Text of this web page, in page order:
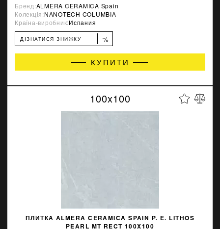
Бренд:ALMERA CERAMICA Spain
Колекція:NANOTECH COLUMBIA
Країна-виробник:Испания
ДІЗНАТИСЯ ЗНИЖКУ %
КУПИТИ
100x100
ПЛИТКА ALMERA CERAMICA SPAIN P. E. LITHOS
PEARL MT RECT 100X100